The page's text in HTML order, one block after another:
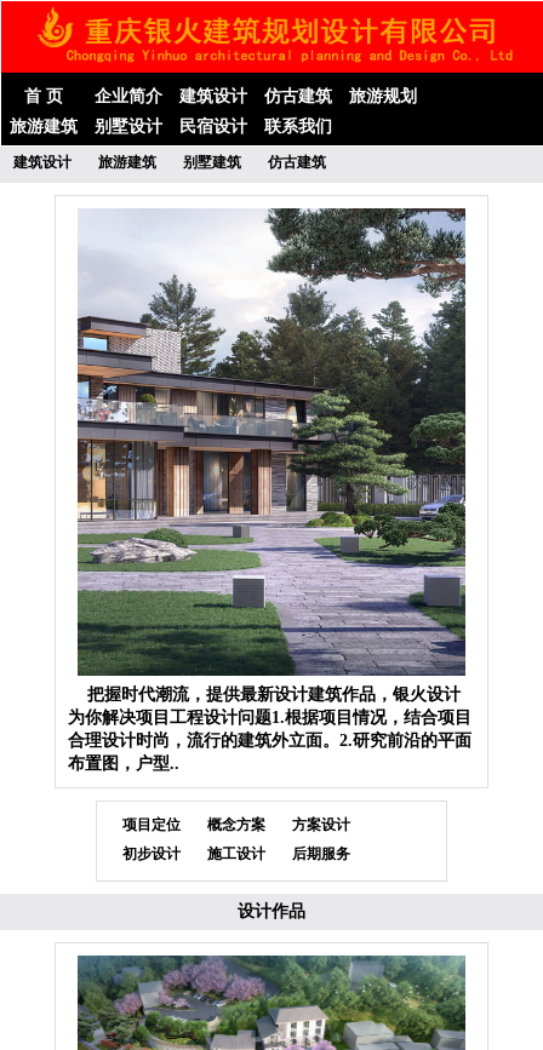
首 页 企业简介 建筑设计 仿古建筑
旅游规划
旅游建筑
别墅设计 民宿设计 联系我们
建筑设计 旅游建筑 别墅建筑 仿古建筑
把握时代潮流，提供最新设计建筑作品，银火设计
为你解决项目工程设计问题1.根据项目情况，结合项目
合理设计时尚，流行的建筑外立面。2.研究前沿的平面
布置图，户型..
项目定位 概念方案
方案设计
初步设计
施工设计 后期服务
设计作品